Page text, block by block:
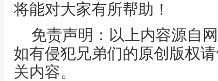
将能对大家有所帮助！
免责声明：以上内容源自
如有侵犯兄弟们的原创版权
关内容。